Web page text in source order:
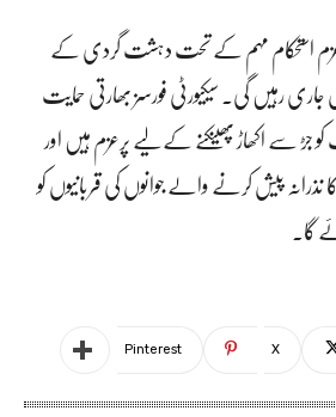
عزم استحکام مہم کے تحت دہشت گردی کے
رہیں گی۔ سیکیورٹی فورسز بھارتی حمایت
سے اکھاڑ پھینکنے کے لیے پرعزم ہیں اور
پیش کرنے والے جوانوں کی قربانیوں کو
گا۔
X
Pinterest